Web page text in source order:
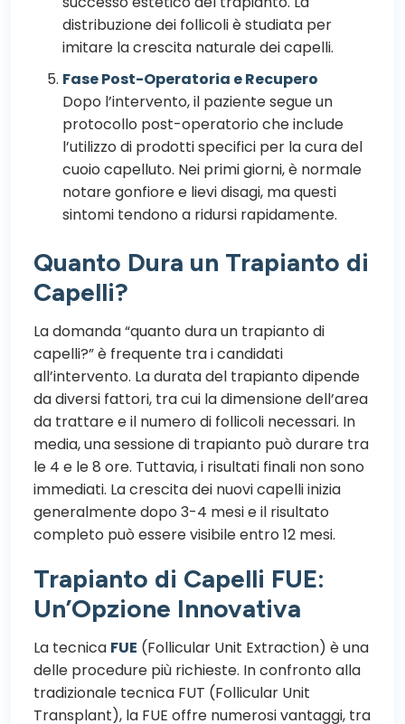
distribuzione dei follicoli è studiata per
imitare la crescita naturale dei capelli.
Fase Post-Operatoria e Recupero
Dopo l’intervento, il paziente segue un
protocollo post-operatorio che include
l’utilizzo di prodotti specifici per la cura del
cuoio capelluto. Nei primi giorni, è normale
notare gonfiore e lievi disagi, ma questi
sintomi tendono a ridursi rapidamente.
Quanto Dura un Trapianto di
Capelli?
La domanda “quanto dura un trapianto di
capelli?” è frequente tra i candidati
all’intervento. La durata del trapianto dipende
da diversi fattori, tra cui la dimensione dell’area
da trattare e il numero di follicoli necessari. In
media, una sessione di trapianto può durare tra
le 4 e le 8 ore. Tuttavia, i risultati finali non sono
immediati. La crescita dei nuovi capelli inizia
generalmente dopo 3-4 mesi e il risultato
completo può essere visibile entro 12 mesi.
Trapianto di Capelli FUE:
Un’Opzione Innovativa
La tecnica FUE (Follicular Unit Extraction) è una
delle procedure più richieste. In confronto alla
tradizionale tecnica FUT (Follicular Unit
Transplant), la FUE offre numerosi vantaggi, tra